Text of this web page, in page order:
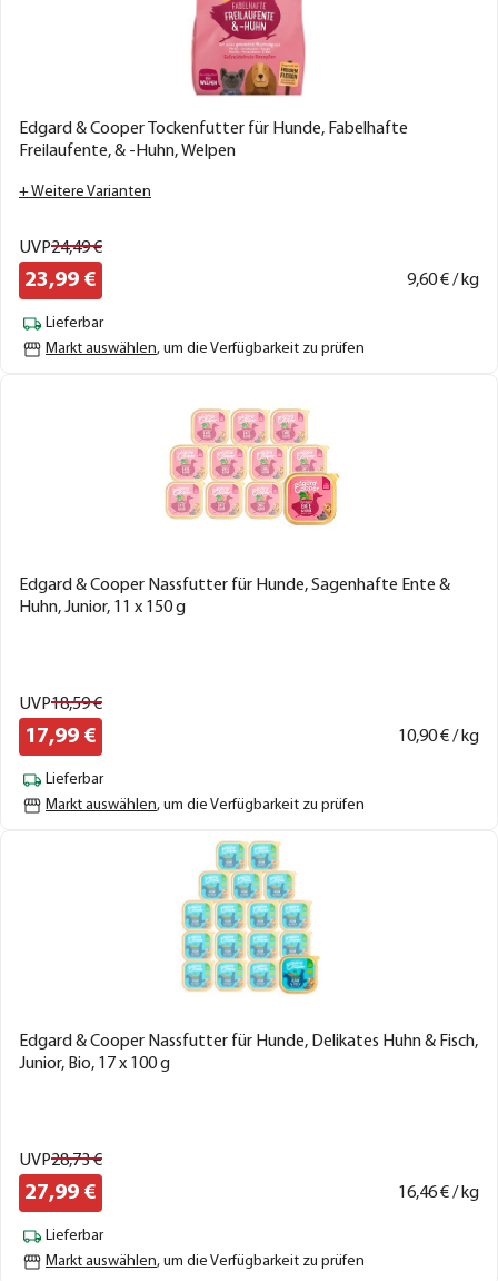
Edgard & Cooper Tockenfutter für Hunde, Fabelhafte
Freilaufente, & -Huhn, Welpen
+ Weitere Varianten
UVP24,49€
23,99 € 9,60€ / kg
Lieferbar
Markt auswählen, um die Verfügbarkeit zu prüfen
Edgard & Cooper Nassfutter für Hunde, Sagenhafte Ente &
Huhn, Junior, 11 x 150 g
UVP18,59€
17,99 € 10,90€ / kg
Lieferbar
Markt auswählen, um die Verfügbarkeit zu prüfen
Edgard & Cooper Nassfutter für Hunde, Delikates Huhn & Fisch,
Junior, Bio, 17 x 100 g
UVP28,73€
27,99 € 16,46€ / kg
Lieferbar
Markt auswählen, um die Verfügbarkeit zu prüfen